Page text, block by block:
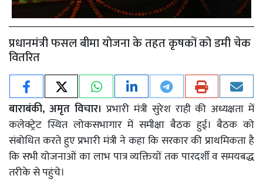
प्रधानमंत्री फसल बीमा योजना के तहत कृषकों को डमी चेक
वितरित
बाराबंकी, अमृत विचार। प्रभारी मंत्री सुरेश राही की अध्यक्षता में
कलेक्ट्रेट स्थित लोकसभागार में समीक्षा बैठक हुई। बैठक को
संबोधित करते हुए प्रभारी मंत्री ने कहा कि सरकार की प्राथमिकता है
कि सभी योजनाओं का लाभ पात्र व्यक्तियों तक पारदर्शी व समयबद्ध
तरीके से पहुंचे।